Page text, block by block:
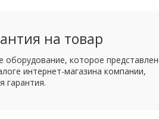
на товар
оборудование, которое
интернет-магазина компании,
гарантия.